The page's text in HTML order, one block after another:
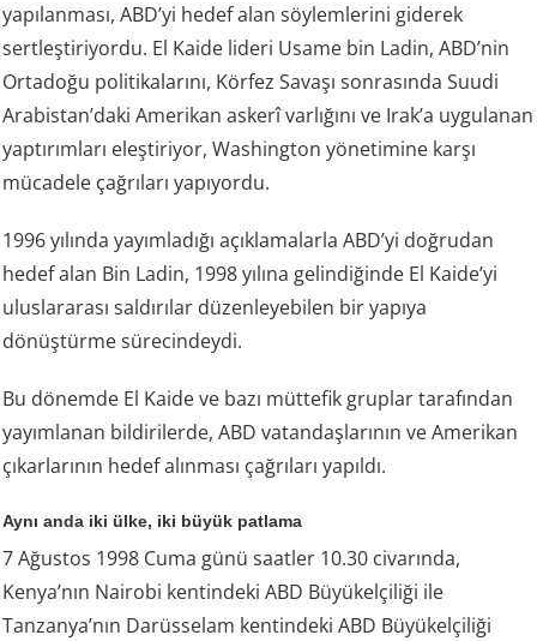
yapılanması, ABD’yi hedef alan söylemlerini giderek
sertleştiriyordu. El Kaide lideri Usame bin Ladin, ABD’nin
Ortadoğu politikalarını, Körfez Savaşı sonrasında Suudi
Arabistan’daki Amerikan askerî varlığını ve Irak’a uygulanan
yaptırımları eleştiriyor, Washington yönetimine karşı
mücadele çağrıları yapıyordu.
1996 yılında yayımladığı açıklamalarla ABD’yi doğrudan
hedef alan Bin Ladin, 1998 yılına gelindiğinde El Kaide’yi
uluslararası saldırılar düzenleyebilen bir yapıya
dönüştürme sürecindeydi.
Bu dönemde El Kaide ve bazı müttefik gruplar tarafından
yayımlanan bildirilerde, ABD vatandaşlarının ve Amerikan
çıkarlarının hedef alınması çağrıları yapıldı.
Aynı anda iki ülke, iki büyük patlama
7 Ağustos 1998 Cuma günü saatler 10.30 civarında,
Kenya’nın Nairobi kentindeki ABD Büyükelçiliği ile
Tanzanya’nın Darüsselam kentindeki ABD Büyükelçiliği